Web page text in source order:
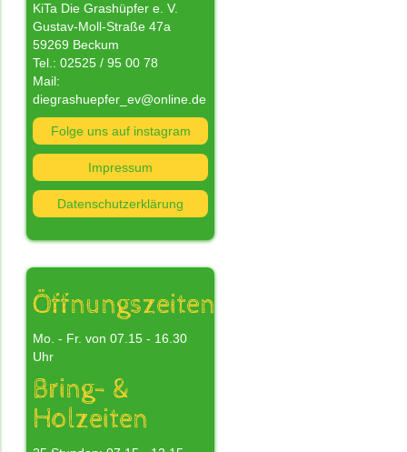
KiTa Die Grashüpfer e. V.
Gustav-Moll-Straße 47a
59269 Beckum
Tel.: 02525 / 95 00 78
Mail:
diegrashuepfer_ev@online.de
Folge uns auf instagram
Impressum
Datenschutzerklärung
Öffnungszeiten
Mo. - Fr. von 07.15 - 16.30
Uhr
Bring- &
Holzeiten